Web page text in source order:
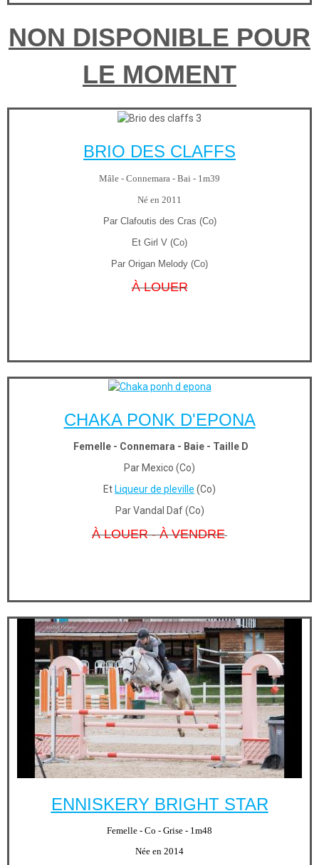
NON DISPONIBLE POUR
LE MOMENT
BRIO DES CLAFFS
Mâle - Connemara - Bai - 1m39
Né en 2011
Par Clafoutis des Cras (Co)
Et Girl V (Co)
Par Origan Melody (Co)
À LOUER
CHAKA PONK D'EPONA
Femelle - Connemara - Baie - Taille D
Par Mexico (Co)
Et Liqueur de pleville (Co)
Par Vandal Daf (Co)
À LOUER - À VENDRE
ENNISKERY BRIGHT STAR
Femelle - Co - Grise - 1m48
Née en 2014